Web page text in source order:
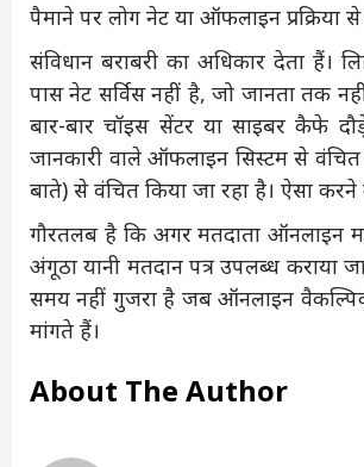
पैमाने पर लोग नेट या ऑफलाइन प्रक्रिया
संविधान बराबरी का अधिकार देता हैं।
पास नेट सर्विस नहीं है, जो जानता तक
बार-बार चॉइस सेंटर या साइबर कैफे
जानकारी वाले ऑफलाइन सिस्टम से
बाते) से वंचित किया जा रहा है। ऐसा
गौरतलब है कि अगर मतदाता ऑनलाइन
अंगूठा यानी मतदान पत्र उपलब्ध कराया
समय नहीं गुजरा है जब ऑनलाइन वैकल्पिक
मांगते हैं।
About The Author